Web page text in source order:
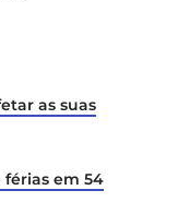
as suas
férias em 54